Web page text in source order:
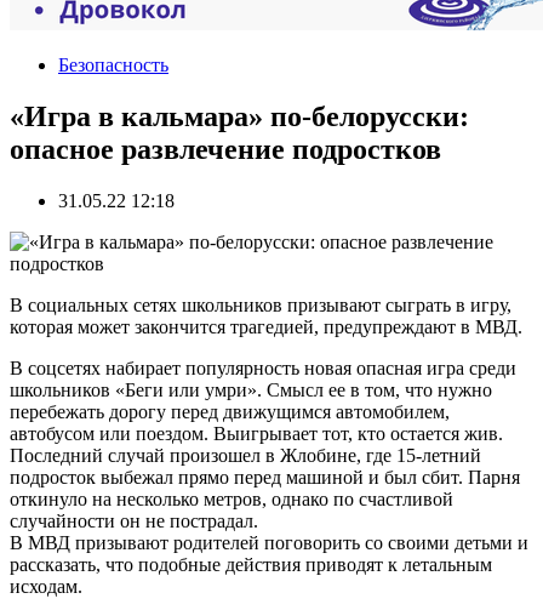
Безопасность
«Игра в кальмара» по-белорусски:
опасное развлечение подростков
31.05.22 12:18
В социальных сетях школьников призывают сыграть в игру,
которая может закончится трагедией, предупреждают в МВД.
В соцсетях набирает популярность новая опасная игра среди
школьников «Беги или умри». Смысл ее в том, что нужно
перебежать дорогу перед движущимся автомобилем,
автобусом или поездом. Выигрывает тот, кто остается жив.
Последний случай произошел в Жлобине, где 15-летний
подросток выбежал прямо перед машиной и был сбит. Парня
откинуло на несколько метров, однако по счастливой
случайности он не пострадал.
В МВД призывают родителей поговорить со своими детьми и
рассказать, что подобные действия приводят к летальным
исходам.